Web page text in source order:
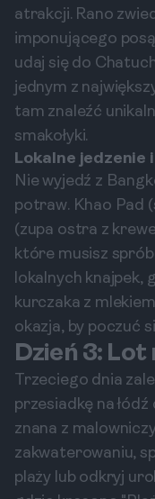
atrakcji. Rano
imponującego
udaj się do
jednym z
tam znaleźć
smakołyki.
Lokalne jedzenie
Nie wyjedź z
potraw. Khao Pad
(zupa ostra z
które musisz
lokalnych knajpek,
kurczaka z
okazja, by poczuć
Dzień 3: Lot
Trzeciego dnia
przesiadkę na
znana z
zakwaterowaniu,
plaży lub odkryj